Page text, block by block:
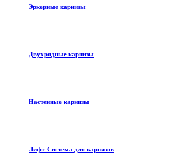
Эркерные карнизы
Двухрядные карнизы
Настенные карнизы
Лифт-Система для карнизов